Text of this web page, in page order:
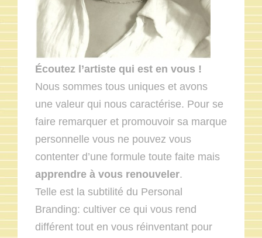
Écoutez l’artiste qui est en vous !
Nous sommes tous uniques et avons
une valeur qui nous caractérise. Pour se
faire remarquer et promouvoir sa marque
personnelle vous ne pouvez vous
contenter d’une formule toute faite mais
apprendre à vous renouveler.
Telle est la subtilité du Personal
Branding: cultiver ce qui vous rend
différent tout en vous réinventant pour